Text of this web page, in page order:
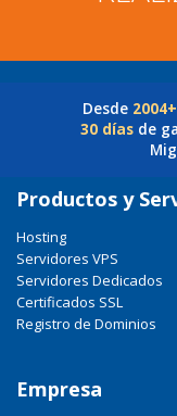
Desde 2004
30 días de
Productos y
Hosting
Servidores VPS
Servidores Dedicados
Certificados SSL
Registro de Dominios
Empresa